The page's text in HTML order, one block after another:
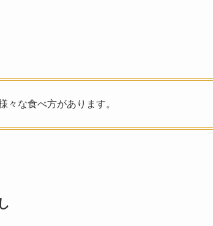
々な食べ方があります。